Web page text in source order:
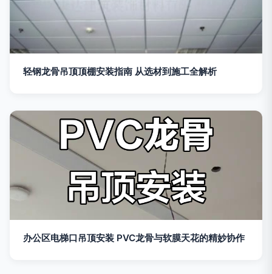
轻钢龙骨吊顶顶棚安装指南 从选材到施工全解析
办公区电梯口吊顶安装 PVC龙骨与软膜天花的精妙协作